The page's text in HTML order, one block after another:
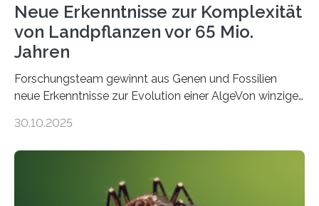
Neue Erkenntnisse zur Komplexität
von Landpflanzen vor 65 Mio.
Jahren
Forschungsteam gewinnt aus Genen und Fossilien
neue Erkenntnisse zur Evolution einer AlgeVon winzigen
Landpflanzen zählen zu den komplexesten
Grünalgen, die vor Hunderten von Millionen Jahren
lebten. Unter den Vorfahren sticht eine Gruppe heraus,
30.10.2025